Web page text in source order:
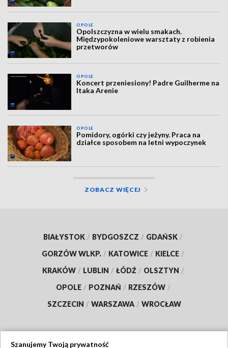
OPOLE
Opolszczyzna w wielu smakach.
Międzypokoleniowe warsztaty z robienia
przetworów
OPOLE
Koncert przeniesiony! Padre Guilherme na
Itaka Arenie
OPOLE
Pomidory, ogórki czy jeżyny. Praca na
działce sposobem na letni wypoczynek
ZOBACZ WIĘCEJ
BIAŁYSTOK / BYDGOSZCZ / GDAŃSK /
GORZÓW WLKP. / KATOWICE / KIELCE /
KRAKÓW / LUBLIN / ŁÓDŹ / OLSZTYN /
OPOLE / POZNAŃ / RZESZÓW /
SZCZECIN / WARSZAWA / WROCŁAW
Szanujemy Twoją prywatność